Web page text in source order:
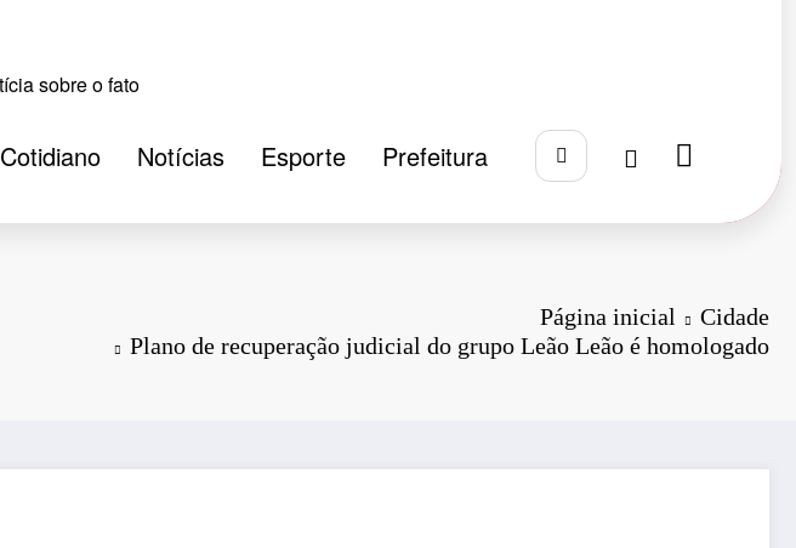
Cotidiano Notícias Esporte Prefeitura
Página inicial
Cidade
Plano de recuperação judicial do grupo Leão Leão é homologado